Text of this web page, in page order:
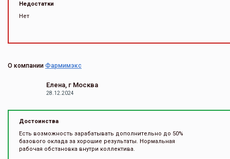
Недостатки
Нет
О компании Фармимэкс
Елена, г Москва
28.12.2024
Достоинства
Есть возможность зарабатывать дополнительно до 50%
базового оклада за хорошие результаты. Нормальная
рабочая обстановка внутри коллектива.